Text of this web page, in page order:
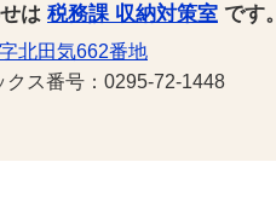
は 税務課 収納対策室 です。
北田気662番地
ス番号：0295-72-1448